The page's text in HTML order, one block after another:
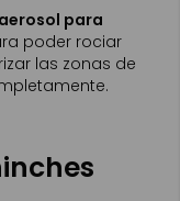
para
poder rociar
las zonas de